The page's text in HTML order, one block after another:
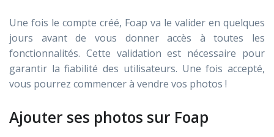
Une fois le compte créé, Foap va le valider en quelques
jours avant de vous donner accès à toutes les
fonctionnalités. Cette validation est nécessaire pour
garantir la fiabilité des utilisateurs. Une fois accepté,
vous pourrez commencer à vendre vos photos !
Ajouter ses photos sur Foap